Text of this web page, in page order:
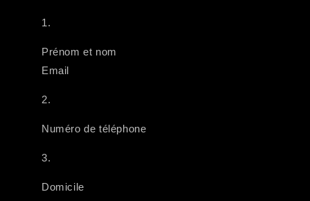
Prénom et nom
Email
Numéro de téléphone
Domicile